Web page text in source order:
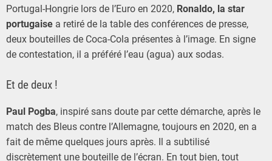
Portugal-Hongrie lors de l’Euro en 2020, Ronaldo, la star
portugaise a retiré de la table des conférences de presse,
deux bouteilles de Coca-Cola présentes à l’image. En signe
de contestation, il a préféré l’eau (agua) aux sodas.
Et de deux !
Paul Pogba, inspiré sans doute par cette démarche, après le
match des Bleus contre l’Allemagne, toujours en 2020, en a
fait de même quelques jours après. Il a subtilisé
discrètement une bouteille de l’écran. En tout bien, tout